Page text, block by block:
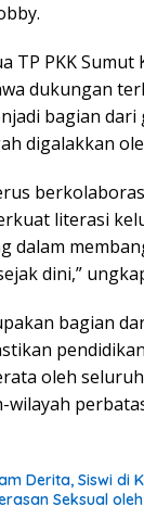
TP PKK Sumut
dukungan
bagian
digalakkan
literasi
dalam
dini,”
bagian
oleh
wilayah
Derita, Siswi di
Seksual